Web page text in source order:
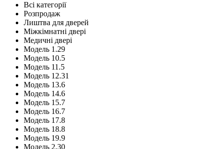
Всі категорії
Розпродаж
Лиштва для дверей
Міжкімнатні двері
Медичні двері
Модель 1.29
Модель 10.5
Модель 11.5
Модель 12.31
Модель 13.6
Модель 14.6
Модель 15.7
Модель 16.7
Модель 17.8
Модель 18.8
Модель 19.9
Модель 2.30